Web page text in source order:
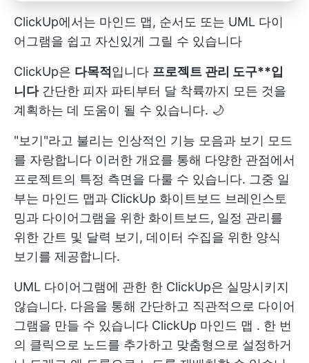
ClickUp에서는 마인드 맵, 순서도 또는 UML 다이
어그램을 쉽고 자신있게 그릴 수 있습니다
ClickUp은 다목적입니다 프로젝트 관리 도구**입
니다간단한 피자 파티부터 달 착륙까지 모든 것을
계획하는 데 도움이 될 수 있습니다. 🌙
"보기"라고 불리는 인상적인 기능 모음과 보기 모드
를 자랑합니다 이러한 개요를 통해 다양한 관점에서
프로젝트의 특정 측면을 다룰 수 있습니다. 그중 일
부는 마인드 맵과 ClickUp 화이트보드 브레인스토
밍과 다이어그램을 위한 화이트보드, 일정 관리를
위한 간트 및 달력 보기, 데이터 수집을 위한 양식
보기를 제공합니다.
UML 다이어그램에 관한 한 ClickUp은 실망시키지
않습니다. 다음을 통해 간단하고 직관적으로 다이어
그램을 만들 수 있습니다 ClickUp 마인드 맵 . 한 번
의 클릭으로 노드를 추가하고 맞춤형으로 설정하거